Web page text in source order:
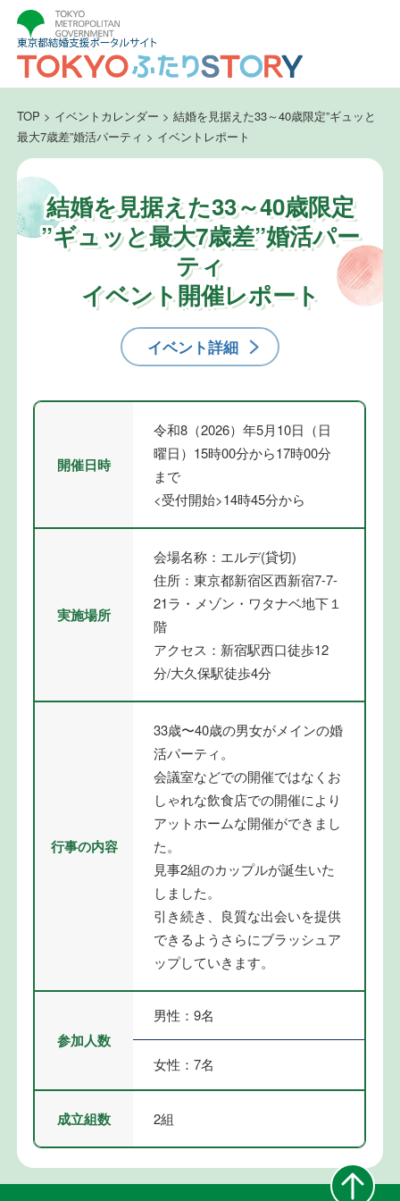
TOP > イベントカレンダー > 結婚を見据えた33～40歳限定”ギュッと
最大7歳差”婚活パーティ > イベントレポート
結婚を見据えた33～40歳限定
”ギュッと最大7歳差”婚活パー
ティ
イベント開催レポート
イベント詳細
開催日時
令和8（2026）年5月10日（日
曜日）15時00分から17時00分
まで
<受付開始>14時45分から
実施場所
会場名称：エルデ(貸切)
住所：東京都新宿区西新宿7-7-
21ラ・メゾン・ワタナベ地下１
階
アクセス：新宿駅西口徒歩12
分/大久保駅徒歩4分
行事の内容
33歳〜40歳の男女がメインの婚
活パーティ。
会議室などでの開催ではなくお
しゃれな飲食店での開催により
アットホームな開催ができまし
た。
見事2組のカップルが誕生いた
しました。
引き続き、良質な出会いを提供
できるようさらにブラッシュア
ップしていきます。
参加人数
男性：9名
女性：7名
成立組数 2組